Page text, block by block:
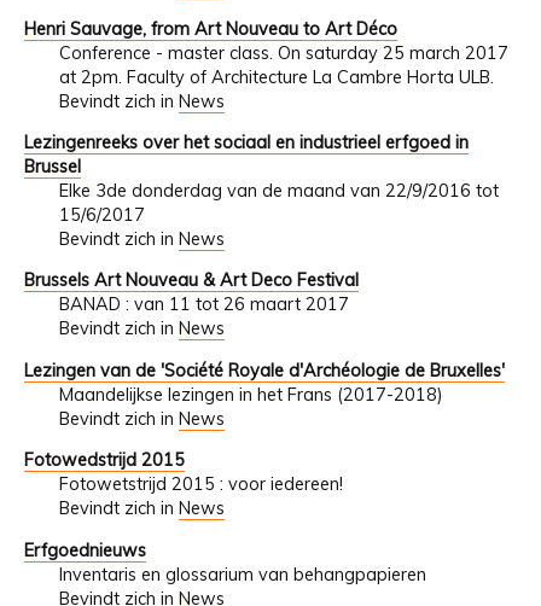
Henri Sauvage, from Art Nouveau to Art Déco
Conference - master class. On saturday 25 march 2017
at 2pm. Faculty of Architecture La Cambre Horta ULB.
Bevindt zich in News
Lezingenreeks over het sociaal en industrieel erfgoed in
Brussel
Elke 3de donderdag van de maand van 22/9/2016 tot
15/6/2017
Bevindt zich in News
Brussels Art Nouveau & Art Deco Festival
BANAD : van 11 tot 26 maart 2017
Bevindt zich in News
Lezingen van de 'Société Royale d'Archéologie de Bruxelles'
Maandelijkse lezingen in het Frans (2017-2018)
Bevindt zich in News
Fotowedstrijd 2015
Fotowetstrijd 2015 : voor iedereen!
Bevindt zich in News
Erfgoednieuws
Inventaris en glossarium van behangpapieren
Bevindt zich in News